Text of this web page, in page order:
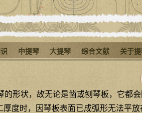
中提琴 大提琴 综合文献 关于
形状，故无论是凿或刨琴板，它都会
度时，因琴板表面已成弧形无法平放